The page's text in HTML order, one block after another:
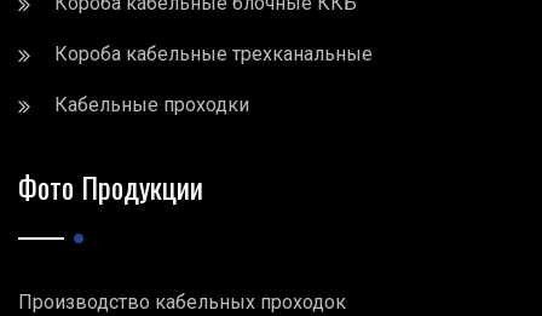
Короба кабельные трехканальные
Кабельные проходки
Фото Продукции
Производство кабельных проходок